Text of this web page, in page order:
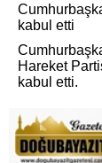
kabul etti
Hareket
kabul etti.